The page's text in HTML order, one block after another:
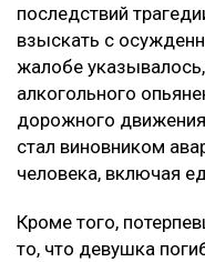
последствий
взыскать с
жалобе
алкогольного
дорожного
стал виновником
человека, включая
Кроме того,
то, что девушка